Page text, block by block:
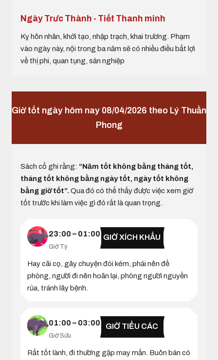
Ngày Trưc Thành - Tiết Thanh minh
Kỵ hôn nhân, khởi tạo, nhập trạch, khai trương. Phạm
vào ngày này, nội trong ba năm sẽ có nhiều điều bất lợi
về thị phi, quan tụng, sản nghiệp
Giờ tốt ngày hôm nay 08/04/2026 theo Lý Thuần
Phong
Sách cổ ghi rằng: “Năm tốt không bằng tháng tốt,
tháng tốt không bằng ngày tốt, ngày tốt không
bằng giờ tốt”. Qua đó có thể thấy được việc xem giờ
tốt trước khi làm việc gì đó rất là quan trọng.
23:00 – 01:00
Giờ Tý
GIỜ XÍCH KHẨU
Hay cãi cọ, gây chuyện đói kém, phải nên đề
phòng, người đi nên hoãn lại, phòng người nguyền
rủa, tránh lây bệnh.
01:00 – 03:00
Giờ Sửu
GIỜ TIỂU CÁC
Rất tốt lành, đi thường gặp may mắn. Buôn bán có